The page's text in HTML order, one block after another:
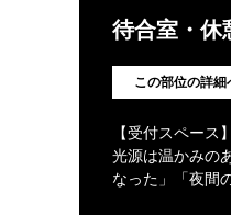
待合室・休
この部位の詳細
【受付スペース】
光源は温かみの
なった」「夜間